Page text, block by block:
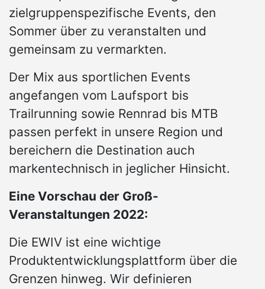
zielgruppenspezifische Events, den
Sommer über zu veranstalten und
gemeinsam zu vermarkten.
Der Mix aus sportlichen Events
angefangen vom Laufsport bis
Trailrunning sowie Rennrad bis MTB
passen perfekt in unsere Region und
bereichern die Destination auch
markentechnisch in jeglicher Hinsicht.
Eine Vorschau der Groß-
Veranstaltungen 2022:
Die EWIV ist eine wichtige
Produktentwicklungsplattform über die
Grenzen hinweg. Wir definieren